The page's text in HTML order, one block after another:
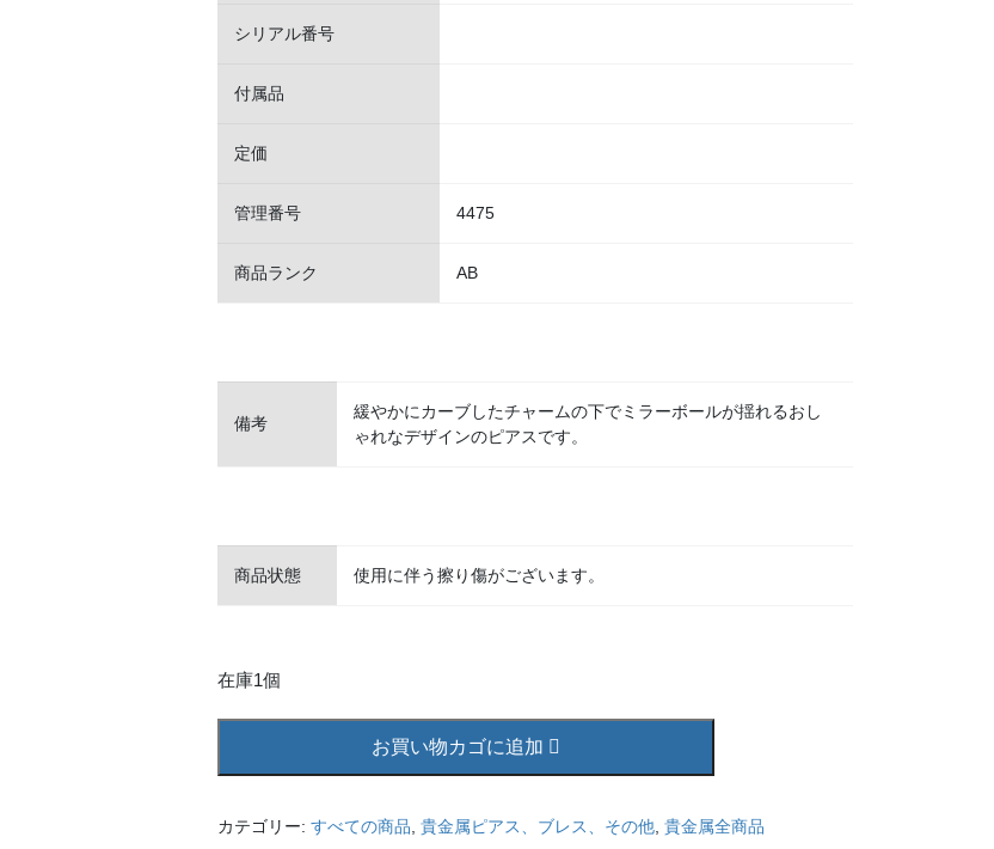
シリアル番号
付属品
定価
管理番号 4475
商品ランク AB
備考
緩やかにカーブしたチャームの下でミラーボールが揺れるおし
ゃれなデザインのピアスです。
商品状態 使用に伴う擦り傷がございます。
在庫1個
ア
お買い物カゴに追加
カテゴリー:すべての商品 ,貴金属ピアス、ブレス、その他 ,貴金属全商品